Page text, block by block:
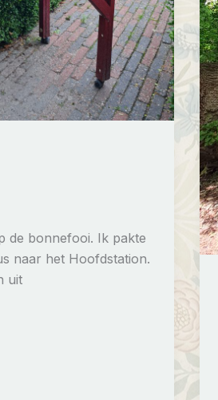
de bonnefooi. Ik pakte
naar het Hoofdstation.
uit